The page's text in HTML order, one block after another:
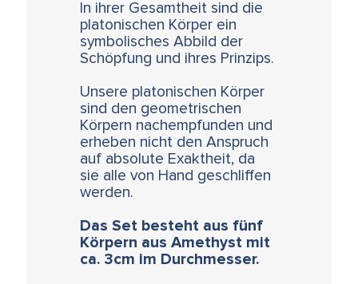
In ihrer Gesamtheit sind die
platonischen Körper ein
symbolisches Abbild der
Schöpfung und ihres Prinzips.
Unsere platonischen Körper
sind den geometrischen
Körpern nachempfunden und
erheben nicht den Anspruch
auf absolute Exaktheit, da
sie alle von Hand geschliffen
werden.
Das Set besteht aus fünf
Körpern aus Amethyst mit
ca. 3cm im Durchmesser.